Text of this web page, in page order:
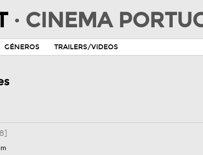
· CINEMA
GÉNEROS TRAILERS/VIDEOS